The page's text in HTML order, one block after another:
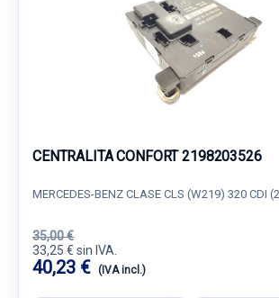
CENTRALITA CONFORT 2198203526
MERCEDES-BENZ CLASE CLS (W219) 320 CDI
35,00 €
33,25 € sin IVA.
40,23 € (IVA incl.)